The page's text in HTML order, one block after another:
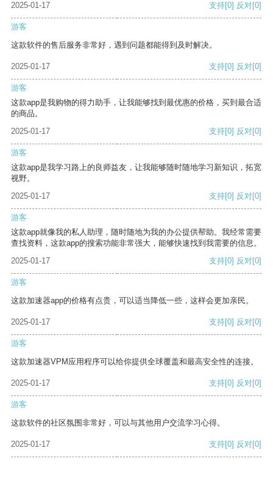
2025-01-17
支持[0] 反对[0]
游客
这款软件的售后服务非常好，遇到问题都能得到及时解决。
2025-01-17 支持[0] 反对[0]
游客
这款app是我购物的得力助手，让我能够找到最优惠的价格，买到最合适
的商品。
2025-01-17
支持[0] 反对[0]
游客
这款app是我学习路上的良师益友，让我能够随时随地学习新知识，拓宽
视野。
2025-01-17
支持[0] 反对[0]
游客
这款app就像我的私人助理，随时随地为我的办公提供帮助。我经常需要
查找资料，这款app的搜索功能非常强大，能够快速找到我需要的信息。
2025-01-17
支持[0] 反对[0]
游客
这款加速器app的价格有点贵，可以适当降低一些，这样会更加亲民。
2025-01-17 支持[0] 反对[0]
游客
这款加速器VPM应用程序可以给你提供全球覆盖和最高安全性的连接。
2025-01-17 支持[0] 反对[0]
游客
这款软件的社区氛围非常好，可以与其他用户交流学习心得。
2025-01-17 支持[0] 反对[0]